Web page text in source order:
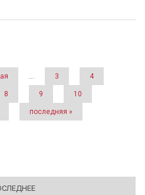
… 3 4
8 9 10
последняя »